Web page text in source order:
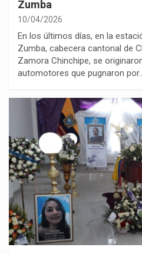
Zumba
10/04/2026
En los últimos días, en la
Zumba, cabecera cantonal de
Zamora Chinchipe, se
automotores que pugnaron por…